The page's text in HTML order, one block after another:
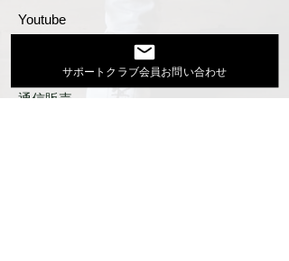
Youtube
出演依頼・プロフィール
通信販売
サポートクラブ会員お問い合わせ